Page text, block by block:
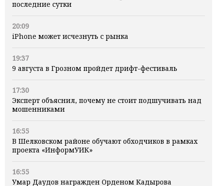
последние сутки
20:09
iPhone может исчезнуть с рынка
19:37
9 августа в Грозном пройдет дрифт-фестиваль
17:30
Эксперт объяснил, почему не стоит подшучивать над
мошенниками
16:55
В Шелковском районе обучают обходчиков в рамках
проекта «ИнформУИК»
16:55
Умар Даудов награжден Орденом Кадырова